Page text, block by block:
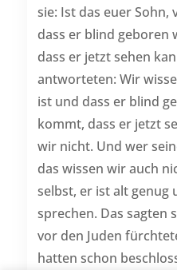
sie: Ist das euer
dass er blind geboren
dass er jetzt sehen
antworteten: Wir
ist und dass er blind
kommt, dass er jetzt
wir nicht. Und wer
das wissen wir auch
selbst, er ist alt genug
sprechen. Das sagten
vor den Juden
hatten schon